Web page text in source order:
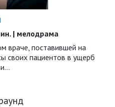
| мелодрама
враче, поставившей на
своих пациентов в ущерб